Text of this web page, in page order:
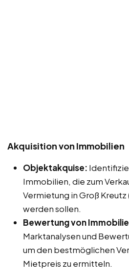
Akquisition von Immobilien
Objektakquise:
Immobilien, die zum
Vermietung in Groß
werden sollen.
Bewertung von
Marktanalysen und
um den bestmöglichen
Mietpreis zu ermitteln.